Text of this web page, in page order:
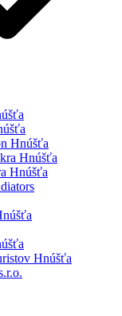
Hnúšťa
Hnúšťa
Hnúšťa
Hnúšťa